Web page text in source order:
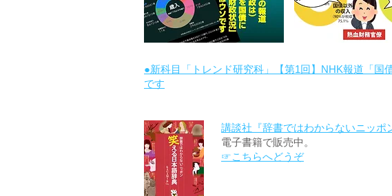
●新科目「トレンド研究科」【第1回】NHK報道「国
です
講談社『辞書ではわからないニッポ
電子書籍で販売中。
☞こちらへどうぞ